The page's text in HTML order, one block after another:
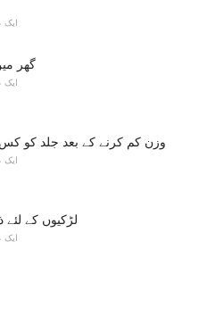
ایک
گھر
ایک
وزن کم کرنے کے بعد جلد کو
ایک
لڑکیوں کے لئے
ایک